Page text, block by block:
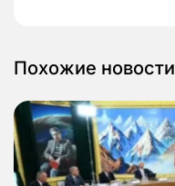
Похожие новости